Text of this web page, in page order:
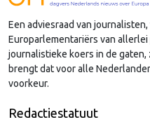
lobby in Brussel, en dat
Continued
Een adviesraad van
Europarlementariërs van
journalistieke koers in de
brengt dat voor alle
voorkeur.
Redactiestatuut